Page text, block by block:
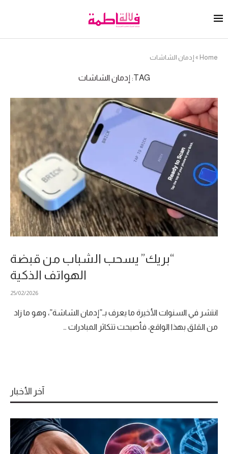
Home
» إدمان الشاشات
TAG: إدمان الشاشات
“بريك” يسحب الشباب من قبضة
الهواتف الذكية
25/02/2026
انتشر في السنوات الأخيرة ما يعرف بـ”إدمان الشاشة”، وهو ما زاد
من القلق بهذا الواقع، فأصبحت تتكاثر المبادرات …
آخر الأخبار